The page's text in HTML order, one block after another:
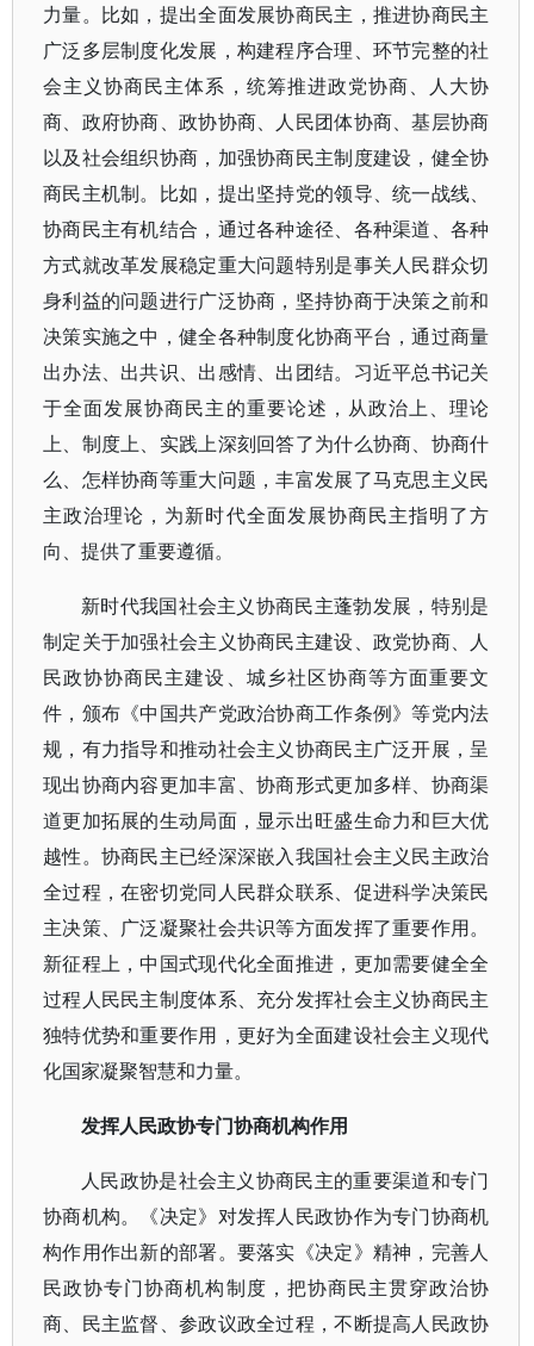
力量。比如，提出全面发展协商民主，推进协商民主
广泛多层制度化发展，构建程序合理、环节完整的社
会主义协商民主体系，统筹推进政党协商、人大协
商、政府协商、政协协商、人民团体协商、基层协商
以及社会组织协商，加强协商民主制度建设，健全协
商民主机制。比如，提出坚持党的领导、统一战线、
协商民主有机结合，通过各种途径、各种渠道、各种
方式就改革发展稳定重大问题特别是事关人民群众切
身利益的问题进行广泛协商，坚持协商于决策之前和
决策实施之中，健全各种制度化协商平台，通过商量
出办法、出共识、出感情、出团结。习近平总书记关
于全面发展协商民主的重要论述，从政治上、理论
上、制度上、实践上深刻回答了为什么协商、协商什
么、怎样协商等重大问题，丰富发展了马克思主义民
主政治理论，为新时代全面发展协商民主指明了方
向、提供了重要遵循。
新时代我国社会主义协商民主蓬勃发展，特别是
制定关于加强社会主义协商民主建设、政党协商、人
民政协协商民主建设、城乡社区协商等方面重要文
件，颁布《中国共产党政治协商工作条例》等党内法
规，有力指导和推动社会主义协商民主广泛开展，呈
现出协商内容更加丰富、协商形式更加多样、协商渠
道更加拓展的生动局面，显示出旺盛生命力和巨大优
越性。协商民主已经深深嵌入我国社会主义民主政治
全过程，在密切党同人民群众联系、促进科学决策民
主决策、广泛凝聚社会共识等方面发挥了重要作用。
新征程上，中国式现代化全面推进，更加需要健全全
过程人民民主制度体系、充分发挥社会主义协商民主
独特优势和重要作用，更好为全面建设社会主义现代
化国家凝聚智慧和力量。
发挥人民政协专门协商机构作用
人民政协是社会主义协商民主的重要渠道和专门
协商机构。《决定》对发挥人民政协作为专门协商机
构作用作出新的部署。要落实《决定》精神，完善人
民政协专门协商机构制度，把协商民主贯穿政治协
商、民主监督、参政议政全过程，不断提高人民政协